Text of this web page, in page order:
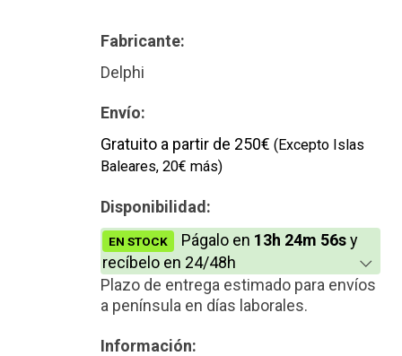
Fabricante:
Delphi
Envío:
Gratuito a partir de 250€ (Excepto Islas
Baleares, 20€ más)
Disponibilidad:
EN STOCK Págalo en 13h 24m 56sy
recíbelo en 24/48h
Plazo de entrega estimado para envíos
a península en días laborales.
Información: